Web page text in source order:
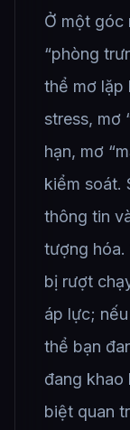
Ở một góc
“phòng
thể mơ lặp
stress, mơ
hạn, mơ
kiểm soát.
thông tin
tượng hóa.
bị rượt
áp lực;
thể bạn
đang khao
biệt quan